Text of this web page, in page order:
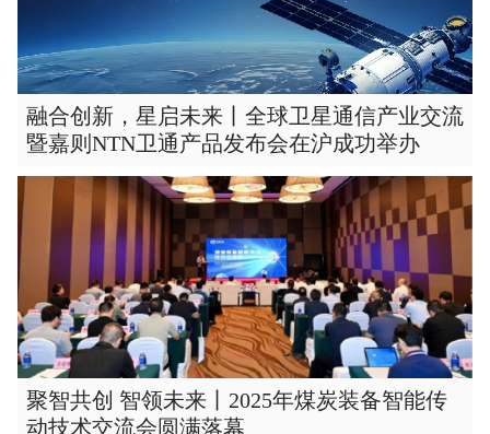
融合创新，星启未来丨全球卫星通信产业交流
暨嘉则NTN卫通产品发布会在沪成功举办
聚智共创 智领未来丨2025年煤炭装备智能传
动技术交流会圆满落幕